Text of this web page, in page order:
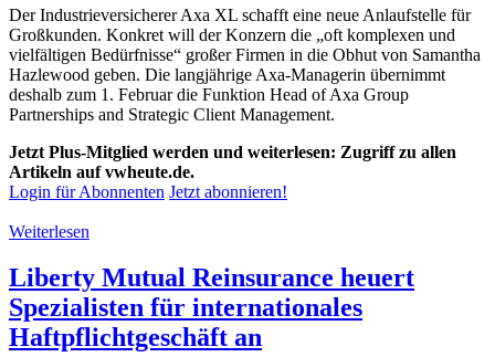
Der Industrieversicherer Axa XL schafft eine neue Anlaufstelle für
Großkunden. Konkret will der Konzern die „oft komplexen und
vielfältigen Bedürfnisse“ großer Firmen in die Obhut von Samantha
Hazlewood geben. Die langjährige Axa-Managerin übernimmt
deshalb zum 1. Februar die Funktion Head of Axa Group
Partnerships and Strategic Client Management.
Jetzt Plus-Mitglied werden und weiterlesen: Zugriff zu allen
Artikeln auf vwheute.de.
Login für Abonnenten Jetzt abonnieren!
Weiterlesen
Liberty Mutual Reinsurance heuert
Spezialisten für internationales
Haftpflichtgeschäft an